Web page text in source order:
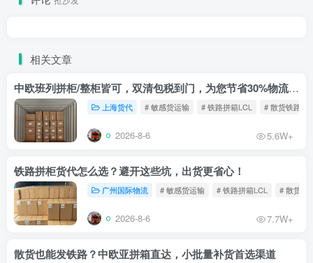
相关文章
中欧班列拼柜/整柜皆可，双清包税到门，为您节省30%物流成本！
上海货代 # 敏感货运输 # 铁路拼箱LCL # 散货铁路
2026-8-6 5.6W+
铁路拼柜货代怎么选？避开这些坑，出货更省心！
广州国际物流 # 敏感货运输 # 铁路拼箱LCL # 散货铁
2026-8-6 7.7W+
散货也能发铁路？中欧亚拼箱直达，小批量补货首选渠道